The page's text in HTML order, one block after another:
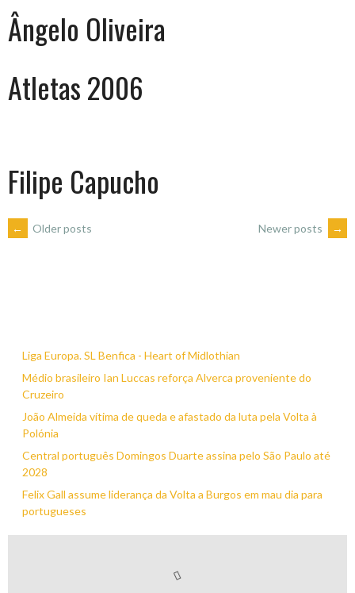
Ângelo Oliveira
Atletas 2006
Filipe Capucho
POSTS
← Older posts Newer posts →
Liga Europa. SL Benfica - Heart of Midlothian
Médio brasileiro Ian Luccas reforça Alverca proveniente do
Cruzeiro
João Almeida vítima de queda e afastado da luta pela Volta à
Polónia
Central português Domingos Duarte assina pelo São Paulo até
2028
Felix Gall assume liderança da Volta a Burgos em mau dia para
portugueses